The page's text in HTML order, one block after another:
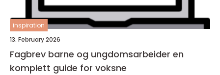
inspiration
13. February 2026
Fagbrev barne og ungdomsarbeider en
komplett guide for voksne